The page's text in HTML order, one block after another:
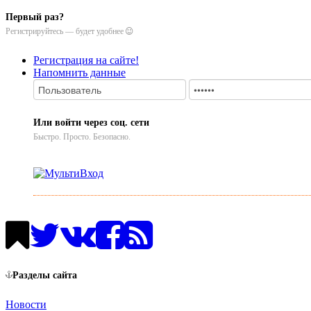
Первый раз?
Регистрируйтесь — будет удобнее
Регистрация на сайте!
Напомнить данные
Или войти через соц. сети
Быстро. Просто. Безопасно.
Разделы сайта
Новости